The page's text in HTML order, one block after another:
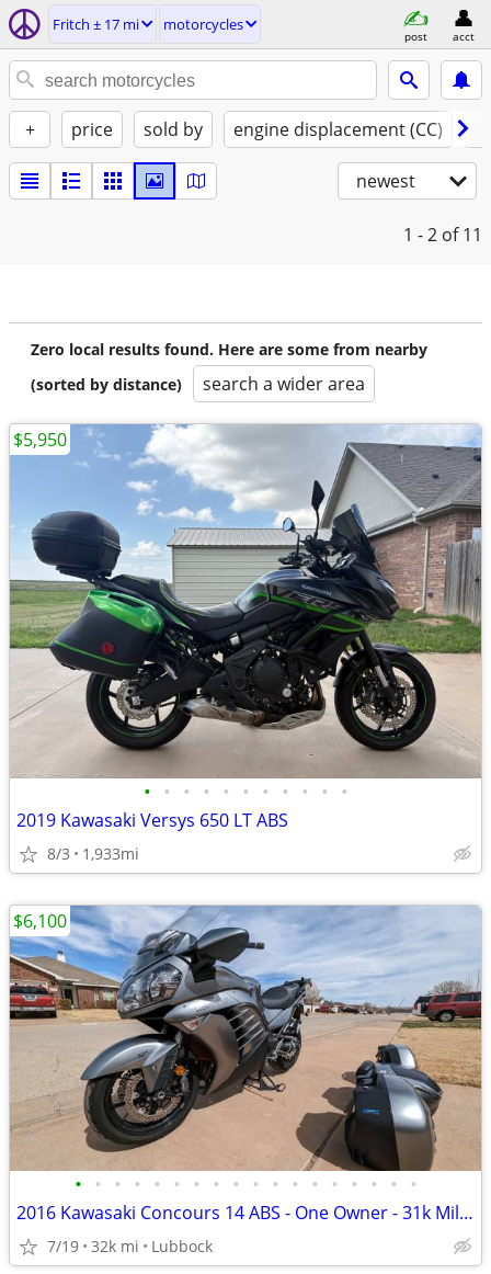
Fritch ± 17 mi motorcycles
post acct
+ price sold by engine displacement (CC)
newest
1 - 2 of 11
Zero local results found. Here are some from nearby
(sorted by distance)
search a wider area
• • • • • • • • • • •
2019 Kawasaki Versys 650 LT ABS
8/3 1,933mi
$5,950
• • • • • • • • • • • • • • • • • •
2016 Kawasaki Concours 14 ABS - One Owner - 31k Miles - Meticulously M
7/19 32k mi Lubbock
$6,100